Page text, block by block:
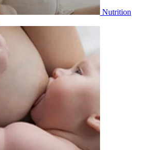
Nutrition